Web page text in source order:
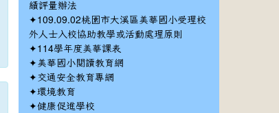
績評量辦法
✦109.09.02桃園市大溪區美華國小受理校
外人士入校協助教學或活動處理原則
✦114學年度美華課表
✦美華國小閱讀教育網
✦ 交通安全教育專網
✦環境教育
✦健康促進學校